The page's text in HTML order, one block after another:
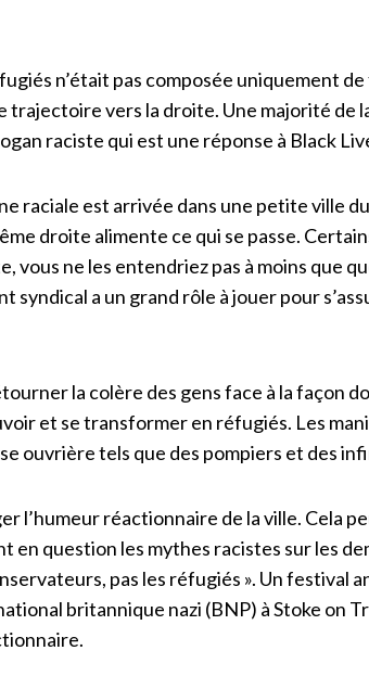
n’était pas composée uniquement
trajectoire vers la droite. Une majorité de
raciste qui est une réponse à Black
raciale est arrivée dans une petite ville
droite alimente ce qui se passe.
vous ne les entendriez pas à moins que
syndical a un grand rôle à jouer pour
la colère des gens face à la façon
et se transformer en réfugiés. Les
ouvrière tels que des pompiers et des
l’humeur réactionnaire de la ville. Cela
en question les mythes racistes sur les
pas les réfugiés ». Un festival
britannique nazi (BNP) à Stoke on